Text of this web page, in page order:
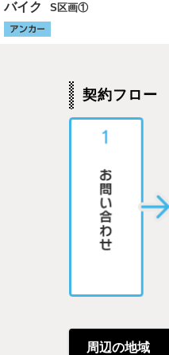
バイク S区画①
契約フロー
周辺の地域